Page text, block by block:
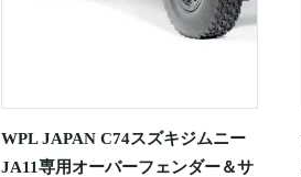
WPL JAPAN C74スズキジムニー
JA11専用オーバーフェンダー＆サ